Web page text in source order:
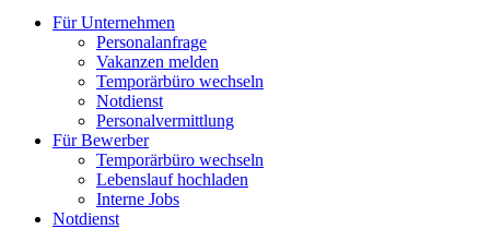
Für Unternehmen
Personalanfrage
Vakanzen melden
Temporärbüro wechseln
Notdienst
Personalvermittlung
Für Bewerber
Temporärbüro wechseln
Lebenslauf hochladen
Interne Jobs
Notdienst